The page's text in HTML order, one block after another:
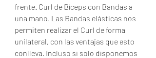
frente. Curl de Bíceps con Bandas a
una mano. Las Bandas elásticas nos
permiten realizar el Curl de forma
unilateral, con las ventajas que esto
conlleva. Incluso si solo disponemos